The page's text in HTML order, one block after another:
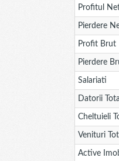
Profitul
Pierdere
Profit Brut
Pierdere
Salariati
Datorii
Cheltuieli
Venituri
Active